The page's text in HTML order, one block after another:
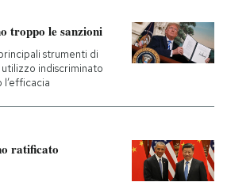
Ok Boomer!
Media
Altrecose
troppo le sanzioni
strumenti di
indiscriminato
l’efficacia
ratificato